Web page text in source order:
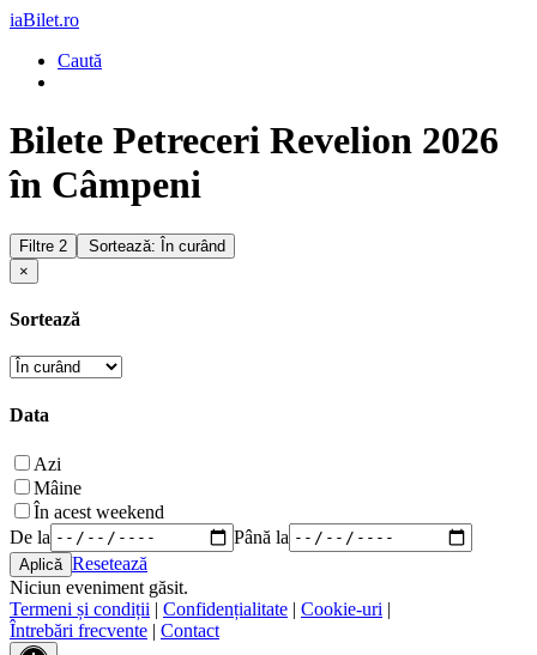
iaBilet.ro
Caută
Bilete Petreceri Revelion 2026
în Câmpeni
Filtre 2
Sortează: În curând
×
Sortează
Data
Azi
Mâine
În acest weekend
De la
Până la
Resetează
Niciun eveniment găsit.
Termeni și condiții | Confidențialitate | Cookie-uri |
Întrebări frecvente | Contact